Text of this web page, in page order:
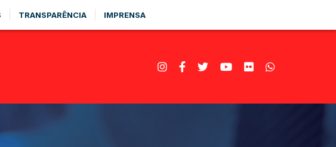
TRANSPARÊNCIA IMPRENSA